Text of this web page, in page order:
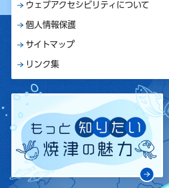
ウェブアクセシビリティについて
個人情報保護
サイトマップ
リンク集